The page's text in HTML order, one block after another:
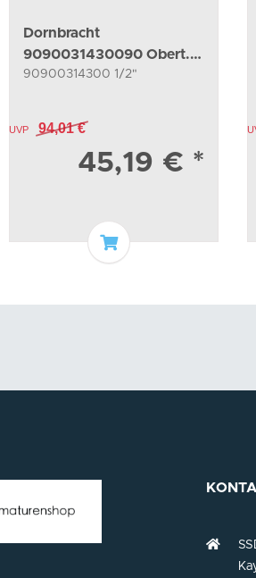
Dornbracht
9090031430090 Obert. ,
rechtsschließend
90900314300 1/2"
UVP 94,01 €
45,19 € *
In den Warenkorb